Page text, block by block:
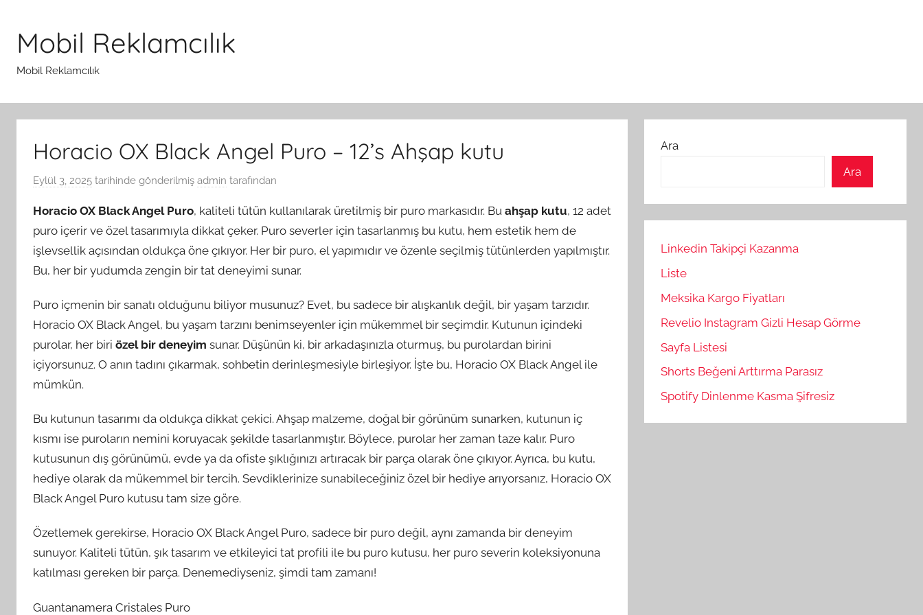
Mobil Reklamcılık
Mobil Reklamcılık
Horacio OX Black Angel Puro – 12’s Ahşap kutu
Eylül 3, 2025 tarihinde gönderilmiş admin tarafından
Horacio OX Black Angel Puro, kaliteli tütün kullanılarak üretilmiş bir puro markasıdır. Bu ahşap kutu, 12 adet
puro içerir ve özel tasarımıyla dikkat çeker. Puro severler için tasarlanmış bu kutu, hem estetik hem de
işlevsellik açısından oldukça öne çıkıyor. Her bir puro, el yapımıdır ve özenle seçilmiş tütünlerden yapılmıştır.
Bu, her bir yudumda zengin bir tat deneyimi sunar.
Puro içmenin bir sanatı olduğunu biliyor musunuz? Evet, bu sadece bir alışkanlık değil, bir yaşam tarzıdır.
Horacio OX Black Angel, bu yaşam tarzını benimseyenler için mükemmel bir seçimdir. Kutunun içindeki
purolar, her biri özel bir deneyim sunar. Düşünün ki, bir arkadaşınızla oturmuş, bu purolardan birini
içiyorsunuz. O anın tadını çıkarmak, sohbetin derinleşmesiyle birleşiyor. İşte bu, Horacio OX Black Angel ile
mümkün.
Bu kutunun tasarımı da oldukça dikkat çekici. Ahşap malzeme, doğal bir görünüm sunarken, kutunun iç
kısmı ise puroların nemini koruyacak şekilde tasarlanmıştır. Böylece, purolar her zaman taze kalır. Puro
kutusunun dış görünümü, evde ya da ofiste şıklığınızı artıracak bir parça olarak öne çıkıyor. Ayrıca, bu kutu,
hediye olarak da mükemmel bir tercih. Sevdiklerinize sunabileceğiniz özel bir hediye arıyorsanız, Horacio OX
Black Angel Puro kutusu tam size göre.
Özetlemek gerekirse, Horacio OX Black Angel Puro, sadece bir puro değil, aynı zamanda bir deneyim
sunuyor. Kaliteli tütün, şık tasarım ve etkileyici tat profili ile bu puro kutusu, her puro severin koleksiyonuna
katılması gereken bir parça. Denemediyseniz, şimdi tam zamanı!
Guantanamera Cristales Puro
Ara
Ara
Linkedin Takipçi Kazanma
Liste
Meksika Kargo Fiyatları
Revelio Instagram Gizli Hesap Görme
Sayfa Listesi
Shorts Beğeni Arttırma Parasız
Spotify Dinlenme Kasma Şifresiz